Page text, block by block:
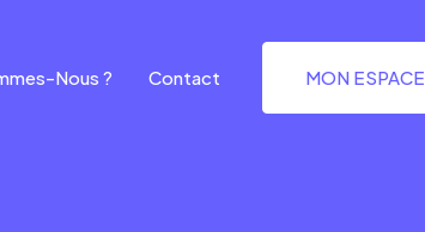
MON ESPACE
Nous ? Contact